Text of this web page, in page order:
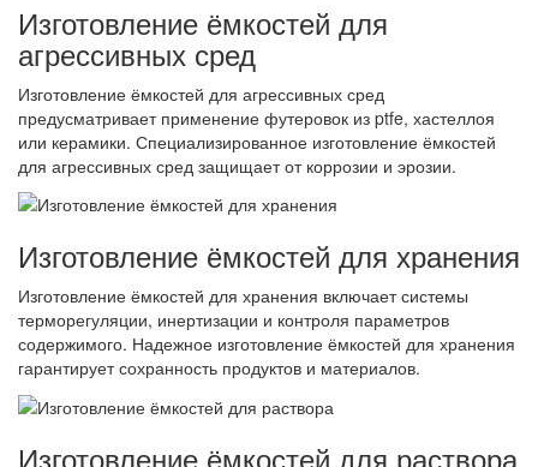
Изготовление ёмкостей для
агрессивных сред
Изготовление ёмкостей для агрессивных сред
предусматривает применение футеровок из ptfe, хастеллоя
или керамики. Специализированное изготовление ёмкостей
для агрессивных сред защищает от коррозии и эрозии.
Изготовление ёмкостей для хранения
Изготовление ёмкостей для хранения включает системы
терморегуляции, инертизации и контроля параметров
содержимого. Надежное изготовление ёмкостей для хранения
гарантирует сохранность продуктов и материалов.
Изготовление ёмкостей для раствора